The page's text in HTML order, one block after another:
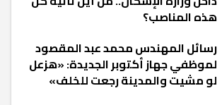
هذه المناصب؟
رسائل المهندس محمد عبد المقصود
لموظفي جهاز أكتوبر الجديدة: «هزعل
لو مشيت والمدينة رجعت للخلف»